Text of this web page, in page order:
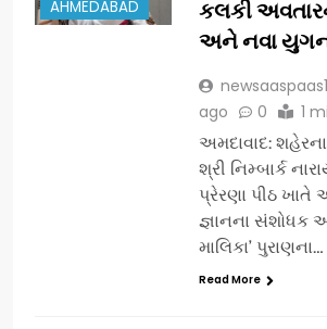
AHMEDABAD
કલકી
અને નવા
newsaaspaas1
ago
0 1
અમદાવાદ: શહેરના
શ્રી નિમ્બાર્ક
પ્રેરણા પીઠ
જ્ઞાનના સંશોધક
માલિકા’ પુરાણના…
Read More